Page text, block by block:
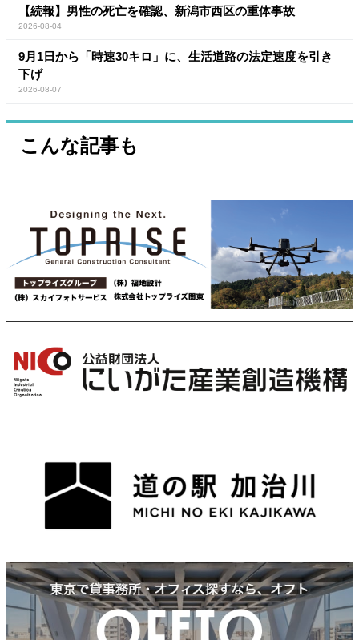
【続報】男性の死亡を確認、新潟市西区の重体事故
2026-08-04
9月1日から「時速30キロ」に、生活道路の法定速度を引き
下げ
2026-08-07
こんな記事も